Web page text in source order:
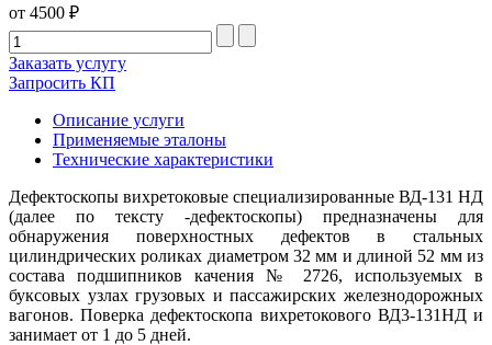
от 4500 ₽
Заказать услугу
Запросить КП
Описание услуги
Применяемые эталоны
Технические характеристики
Дефектоскопы вихретоковые специализированные ВД-131 НД
(далее по тексту -дефектоскопы) предназначены для
обнаружения поверхностных дефектов в стальных
цилиндрических роликах диаметром 32 мм и длиной 52 мм из
состава подшипников качения № 2726, используемых в
буксовых узлах грузовых и пассажирских железнодорожных
вагонов. Поверка дефектоскопа вихретокового ВД3-131НДи
занимает от 1 до 5 дней.